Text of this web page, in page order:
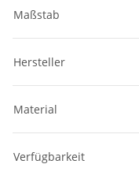
Maßstab
Hersteller
Material
Verfügbarkeit